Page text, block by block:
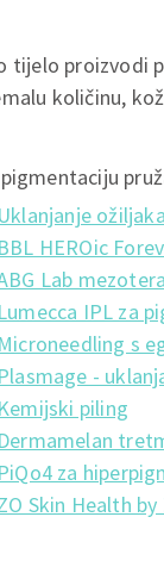
tijelo proizvodi
količinu,
Uklanjanje
BBL HEROic
Lab
Lumecca IPL za
Microneedling s
Plasmage -
Kemijski piling
Dermamelan
PiQo4 za
Skin Health by